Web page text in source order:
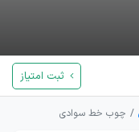
ثبت امتیاز
چوب خط سوادی